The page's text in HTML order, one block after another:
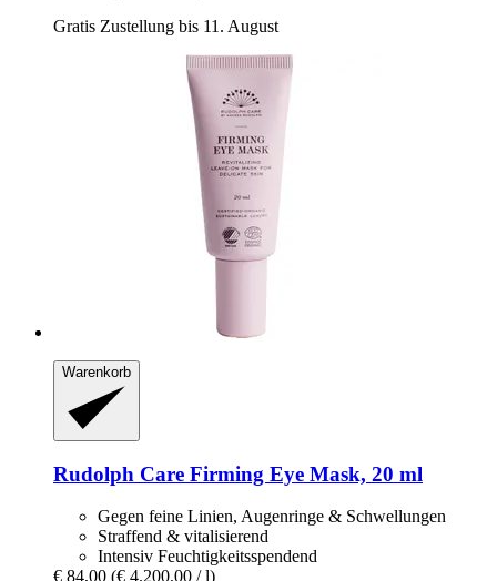
Gratis Zustellung bis 11. August
Warenkorb
Rudolph Care Firming Eye Mask, 20 ml
Gegen feine Linien, Augenringe & Schwellungen
Straffend & vitalisierend
Intensiv Feuchtigkeitsspendend
€ 84,00 (€ 4.200,00 / l)